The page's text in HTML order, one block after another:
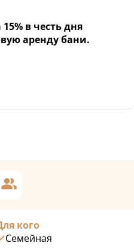
в честь дня
аренду бани.
кого
Семейная